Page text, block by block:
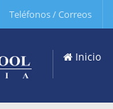
Teléfonos / Correos
Inicio